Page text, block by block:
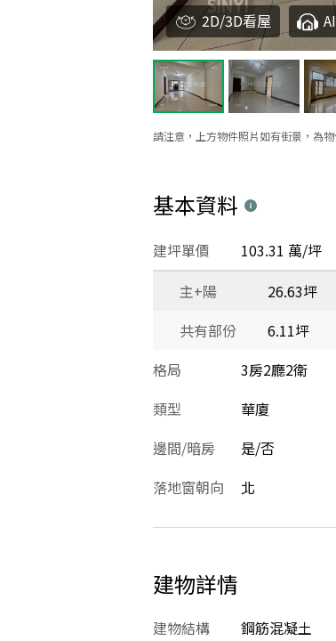
請注意，上方物件照片如有街景，為
2D/3D看屋
基本資料
建坪單價 103.31 萬/坪
主+陽
26.63坪
共有部份
6.11坪
格局
3房2廳2衛
類型
華廈
邊間/暗房
是/否
落地窗朝向
北
建物詳情
建物結構 鋼筋混凝土